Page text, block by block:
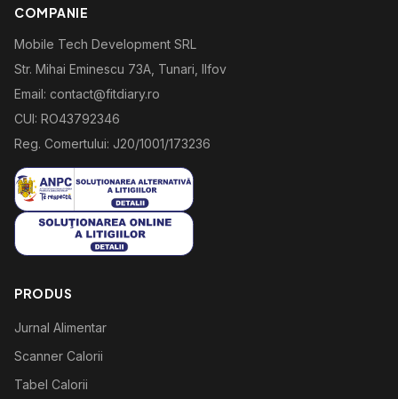
COMPANIE
Mobile Tech Development SRL
Str. Mihai Eminescu 73A, Tunari, Ilfov
Email: contact@fitdiary.ro
CUI: RO43792346
Reg. Comertului: J20/1001/173236
PRODUS
Jurnal Alimentar
Scanner Calorii
Tabel Calorii